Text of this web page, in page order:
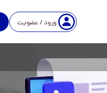
ورود / عضویت